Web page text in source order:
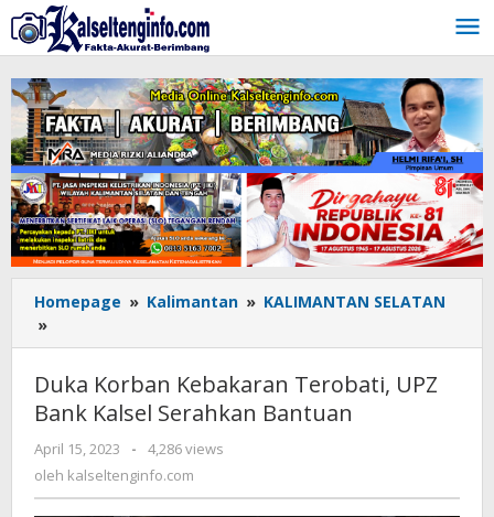
Lewati
ke
konten
Homepage » Kalimantan » KALIMANTAN SELATAN
»
Korban
Kebakaran
Terobati,
UPZ
Bank
Kalsel
Serahkan
Duka Korban Kebakaran Terobati, UPZ
Bank Kalsel Serahkan Bantuan
April 15, 2023
oleh
kalseltenginfo.com
-
4,286 views
oleh kalseltenginfo.com